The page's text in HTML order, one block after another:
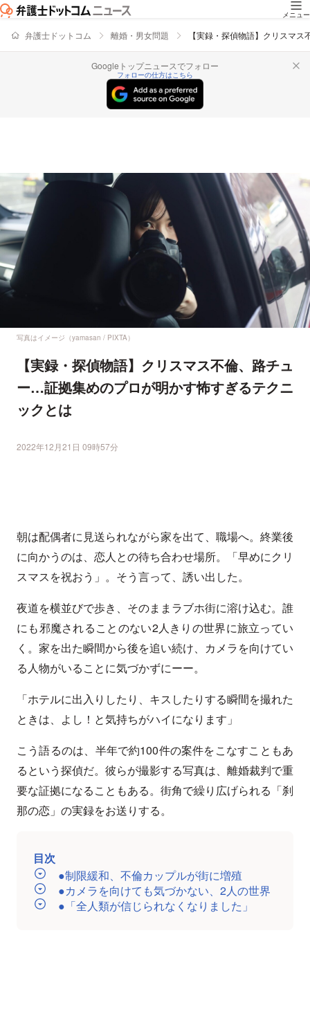
メニュー
弁護士ドットコム 離婚・男女問題 【実録・探偵物語】クリスマ
Googleトップニュースでフォロー
フォローの仕方はこちら
写真はイメージ（yamasan / PIXTA）
【実録・探偵物語】クリスマス不倫、路チュ
ー…証拠集めのプロが明かす怖すぎるテクニ
ックとは
2022年12月21日 09時57分
朝は配偶者に見送られながら家を出て、職場へ。終業後
に向かうのは、恋人との待ち合わせ場所。「早めにクリ
スマスを祝おう」。そう言って、誘い出した。
夜道を横並びで歩き、そのままラブホ街に溶け込む。誰
にも邪魔されることのない2人きりの世界に旅立ってい
く。家を出た瞬間から後を追い続け、カメラを向けてい
る人物がいることに気づかずにーー。
「ホテルに出入りしたり、キスしたりする瞬間を撮れた
ときは、よし！と気持ちがハイになります」
こう語るのは、半年で約100件の案件をこなすこともあ
るという探偵だ。彼らが撮影する写真は、離婚裁判で重
要な証拠になることもある。街角で繰り広げられる「刹
那の恋」の実録をお送りする。
目次
●制限緩和、不倫カップルが街に増殖
●カメラを向けても気づかない、2人の世界
●「全人類が信じられなくなりました」